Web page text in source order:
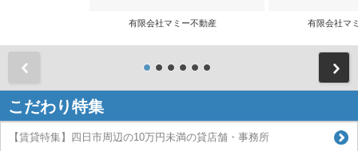
有限会社マミー不動産 有限会社
こだわり特集
【賃貸特集】四日市周辺の10万円未満の貸店舗・事務所